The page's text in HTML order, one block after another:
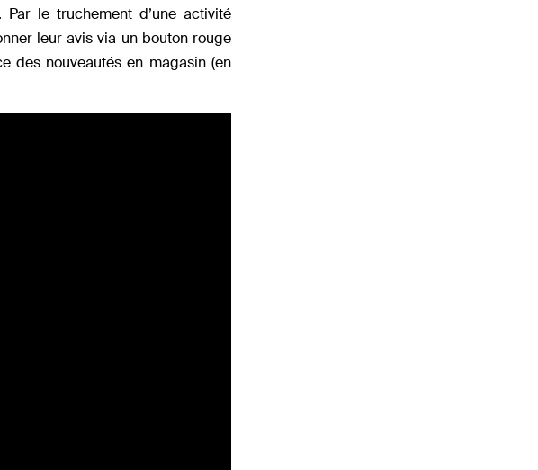
le truchement d’une activité
leur avis via un bouton rouge
des nouveautés en magasin (en